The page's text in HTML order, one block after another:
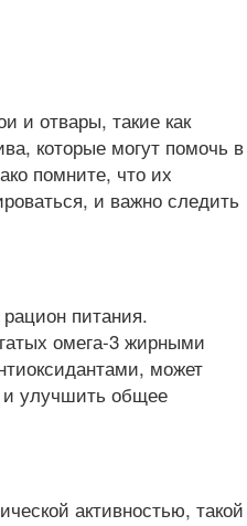
и отвары, такие как
которые могут помочь в
помните, что их
и важно следить
питания.
омега-3 жирными
может
и улучшить общее
активностью, такой